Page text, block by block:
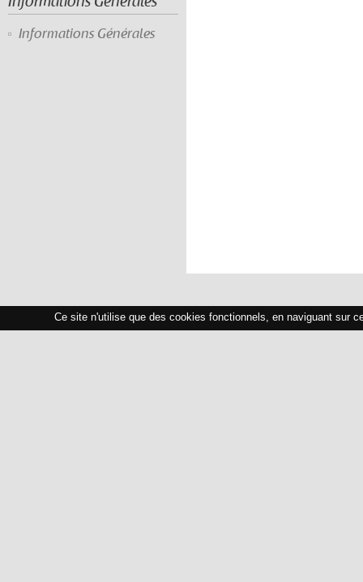
Informations Générales
Ce site n'utilise que des cookies fonctionnels, en naviguant sur